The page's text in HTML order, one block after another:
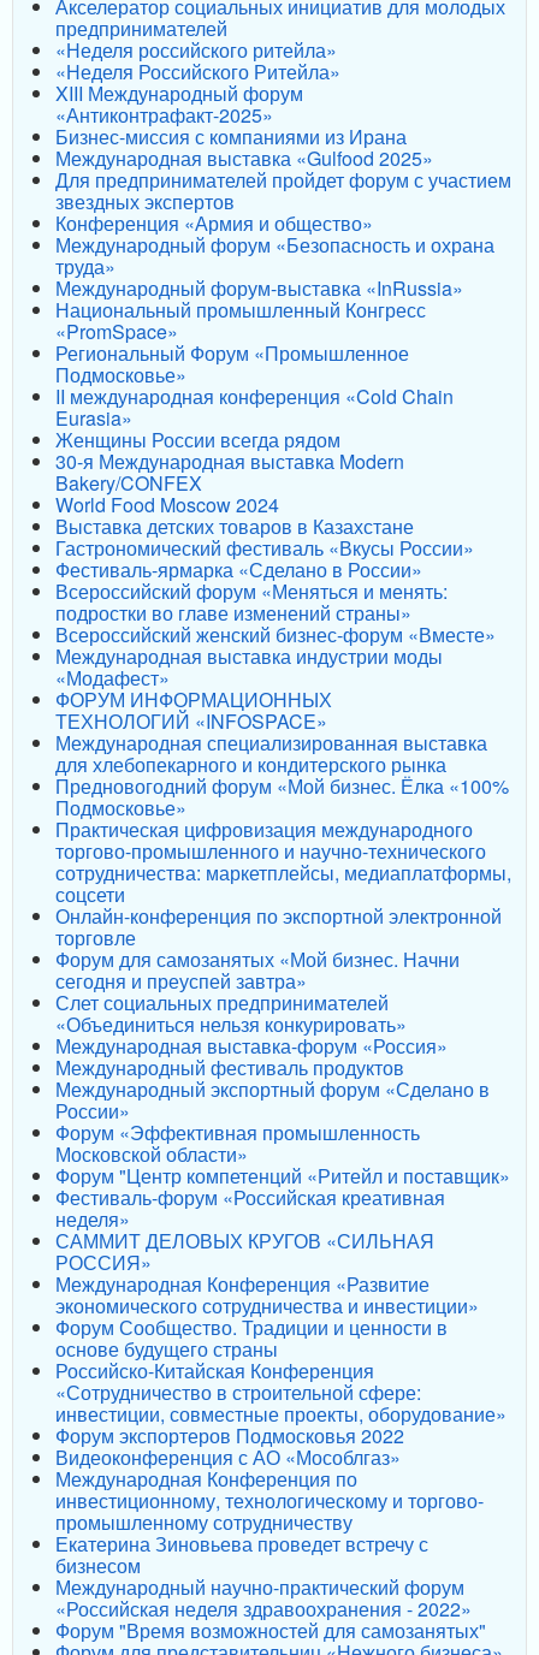
Акселератор социальных инициатив для молодых
предпринимателей
«Неделя российского ритейла»
«Неделя Российского Ритейла»
XIII Международный форум
«Антиконтрафакт-2025»
Бизнес-миссия с компаниями из Ирана
Международная выставка «Gulfood 2025»
Для предпринимателей пройдет форум с участием
звездных экспертов
Конференция «Армия и общество»
Международный форум «Безопасность и охрана
труда»
Международный форум-выставка «InRussia»
Национальный промышленный Конгресс
«PromSpace»
Региональный Форум «Промышленное
Подмосковье»
II международная конференция «Cold Chain
Eurasia»
Женщины России всегда рядом
30-я Международная выставка Modern
Bakery/CONFEX
World Food Moscow 2024
Выставка детских товаров в Казахстане
Гастрономический фестиваль «Вкусы России»
Фестиваль-ярмарка «Сделано в России»
Всероссийский форум «Меняться и менять:
подростки во главе изменений страны»
Всероссийский женский бизнес-форум «Вместе»
Международная выставка индустрии моды
«Модафест»
ФОРУМ ИНФОРМАЦИОННЫХ
ТЕХНОЛОГИЙ «INFOSPACE»
Международная специализированная выставка
для хлебопекарного и кондитерского рынка
Предновогодний форум «Мой бизнес. Ёлка «100%
Подмосковье»
Практическая цифровизация международного
торгово-промышленного и научно-технического
сотрудничества: маркетплейсы, медиаплатформы,
соцсети
Онлайн-конференция по экспортной электронной
торговле
Форум для самозанятых «Мой бизнес. Начни
сегодня и преуспей завтра»
Слет социальных предпринимателей
«Объединиться нельзя конкурировать»
Международная выставка-форум «Россия»
Международный фестиваль продуктов
Международный экспортный форум «Сделано в
России»
Форум «Эффективная промышленность
Московской области»
Форум "Центр компетенций «Ритейл и поставщик»
Фестиваль-форум «Российская креативная
неделя»
САММИТ ДЕЛОВЫХ КРУГОВ «СИЛЬНАЯ
РОССИЯ»
Международная Конференция «Развитие
экономического сотрудничества и инвестиции»
Форум Сообщество. Традиции и ценности в
основе будущего страны
Российско-Китайская Конференция
«Сотрудничество в строительной сфере:
инвестиции, совместные проекты, оборудование»
Форум экспортеров Подмосковья 2022
Видеоконференция с АО «Мособлгаз»
Международная Конференция по
инвестиционному, технологическому и торгово-
промышленному сотрудничеству
Екатерина Зиновьева проведет встречу с
бизнесом
Международный научно-практический форум
«Российская неделя здравоохранения - 2022»
Форум "Время возможностей для самозанятых"